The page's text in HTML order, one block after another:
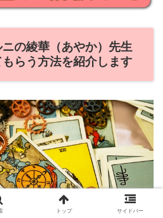
の綾華（あやか）先生
らう方法を紹介します
トップ サイドバー